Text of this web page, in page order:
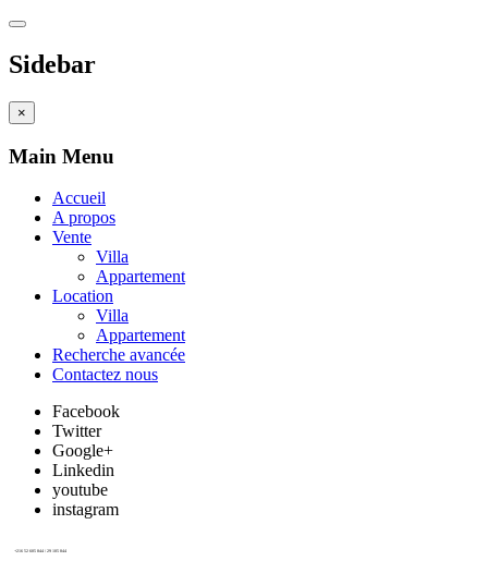
Sidebar
×
Main Menu
Accueil
A propos
Vente
Villa
Appartement
Location
Villa
Appartement
Recherche avancée
Contactez nous
Facebook
Twitter
Google+
Linkedin
youtube
instagram
+216 52 605 844 / 29 105 844